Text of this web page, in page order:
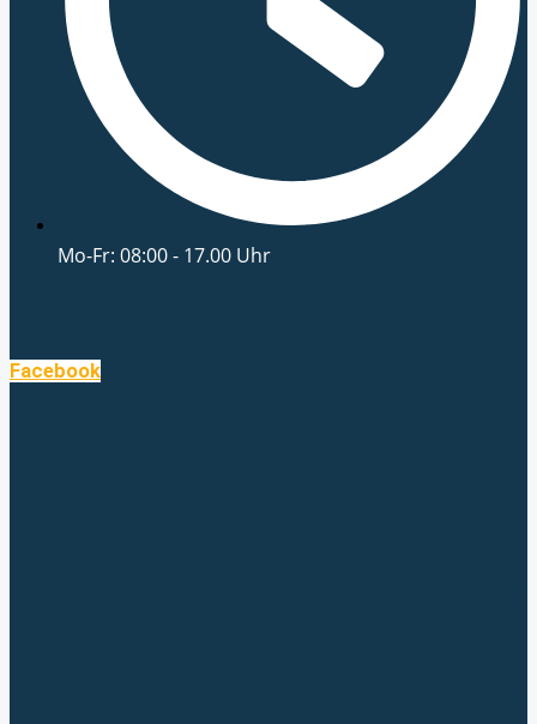
Mo-Fr: 08:00 - 17.00 Uhr
Facebook